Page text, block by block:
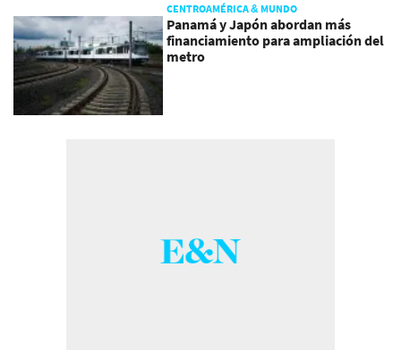
CENTROAMÉRICA & MUNDO
Panamá y Japón abordan más
financiamiento para ampliación del
metro